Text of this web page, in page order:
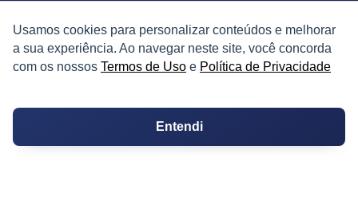
Usamos cookies para personalizar conteúdos e melhorar
a sua experiência. Ao navegar neste site, você concorda
com os nossos Termos de Uso e Política de Privacidade
Entendi
Depósitos